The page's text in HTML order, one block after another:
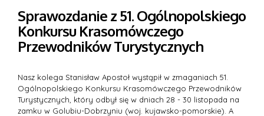
Sprawozdanie z 51. Ogólnopolskiego
Konkursu Krasomówczego
Przewodników Turystycznych
Nasz kolega Stanisław Apostoł wystąpił w zmaganiach 51.
Ogólnopolskiego Konkursu Krasomówczego Przewodników
Turystycznych, który odbył się w dniach 28 - 30 listopada na
zamku w Golubiu-Dobrzyniu (woj. kujawsko-pomorskie). A